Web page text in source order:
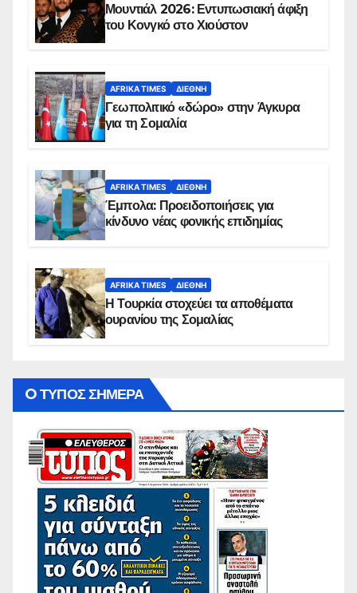
Μουντιάλ 2026: Εντυπωσιακή άφιξη
του Κονγκό στο Χιούστον
AFRIKA TIMES ΔΙΕΘΝΉ
Γεωπολιτικό «δώρο» στην Άγκυρα
για τη Σομαλία
AFRIKA TIMES ΔΙΕΘΝΉ
Έμπολα: Προειδοποιήσεις για
κίνδυνο νέας φονικής επιδημίας
AFRIKA TIMES ΔΙΕΘΝΉ
Η Τουρκία στοχεύει τα αποθέματα
ουρανίου της Σομαλίας
O ΤΥΠΟΣ ΣΗΜΕΡΑ